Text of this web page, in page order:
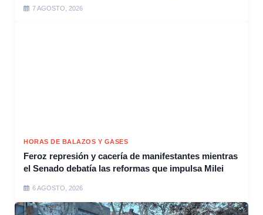
7 AGOSTO, 2026
HORAS DE BALAZOS Y GASES
Feroz represión y cacería de manifestantes mientras
el Senado debatía las reformas que impulsa Milei
6 AGOSTO, 2026